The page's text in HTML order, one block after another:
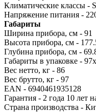
Климатические классы -
Напряжение питания -
Габариты
Ширина прибора, см - 91
Высота прибора, см -
Глубина прибора, см -
Габариты в упаковке -
Вес нетто, кг - 86
Вес брутто, кг - 97
EAN - 6940461935128
Гарантия - 2 года 10 лет
Страна производства -